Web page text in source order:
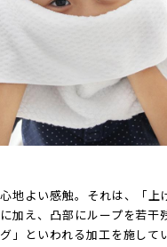
地よい感触。それは、「上
加え、凸部にループを若干
」といわれる加工を施して